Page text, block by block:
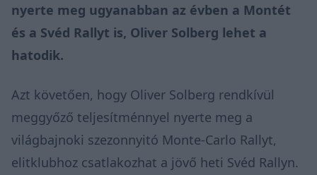
nyerte meg ugyanabban az évben a Montét
és a Svéd Rallyt is, Oliver Solberg lehet a
hatodik.
Azt követően, hogy Oliver Solberg rendkívül
meggyőző teljesítménnyel nyerte meg a
világbajnoki szezonnyitó Monte-Carlo Rallyt,
elitklubhoz csatlakozhat a jövő heti Svéd Rallyn.